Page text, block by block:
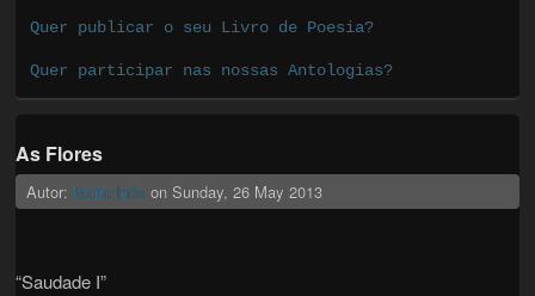
Quer publicar o seu Livro de Poesia?
Quer participar nas nossas Antologias?
As Flores
Autor: Maria Inês on Sunday, 26 May 2013
“Saudade I”